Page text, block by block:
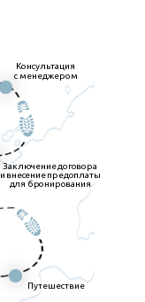
Путешествие
Консультация
с менеджером
Заключение договора
и внесение предоплаты
для бронирования